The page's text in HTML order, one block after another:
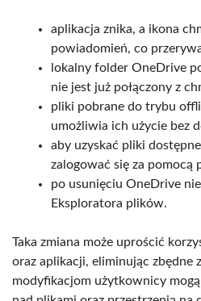
aplikacja znika, a ikona
powiadomień, co
lokalny folder OneDrive
nie jest już połączony z
pliki pobrane do trybu
umożliwia ich użycie bez
aby uzyskać pliki
zalogować się za pomocą
po usunięciu OneDrive
Eksploratora plików.
Taka zmiana może uprościć
oraz aplikacji, eliminując zbędne
modyfikacjom użytkownicy